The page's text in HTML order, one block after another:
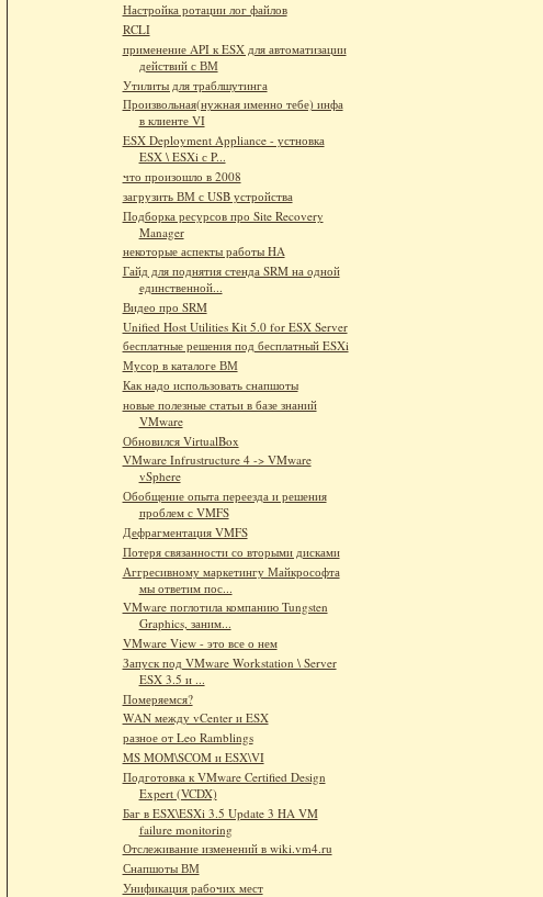
Настройка ротации лог файлов
RCLI
применение API к ESX для автоматизации
действий с ВМ
Утилиты для траблшутинга
Произвольная(нужная именно тебе) инфа
в клиенте VI
ESX Deployment Appliance - устновка
ESX \ ESXi с P...
что произошло в 2008
загрузить ВМ с USB устройства
Подборка ресурсов про Site Recovery
Manager
некоторые аспекты работы HA
Гайд для поднятия стенда SRM на одной
единственной...
Видео про SRM
Unified Host Utilities Kit 5.0 for ESX Server
бесплатные решения под бесплатный ESXi
Мусор в каталоге ВМ
Как надо использовать снапшоты
новые полезные статьи в базе знаний
VMware
Обновился VirtualBox
VMware Infrustructure 4 -> VMware
vSphere
Обобщение опыта переезда и решения
проблем с VMFS
Дефрагментация VMFS
Потеря связанности со вторыми дисками
Аггресивному маркетингу Майкрософта
мы ответим пос...
VMware поглотила компанию Tungsten
Graphics, заним...
VMware View - это все о нем
Запуск под VMware Workstation \ Server
ESX 3.5 и ...
Померяемся?
WAN между vCenter и ESX
разное от Leo Ramblings
MS MOM\SCOM и ESX\VI
Подготовка к VMware Certified Design
Expert (VCDX)
Баг в ESX\ESXi 3.5 Update 3 HA VM
failure monitoring
Отслеживание изменений в wiki.vm4.ru
Снапшоты ВМ
Унификация рабочих мест